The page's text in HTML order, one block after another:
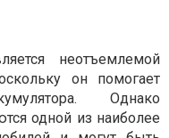
неотъемлемой
он помогает
Однако
одной из наиболее